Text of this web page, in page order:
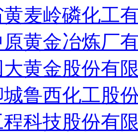
黄麦岭磷化工
原黄金冶炼厂
大黄金股份有
城鲁西化工股
程科技股份有